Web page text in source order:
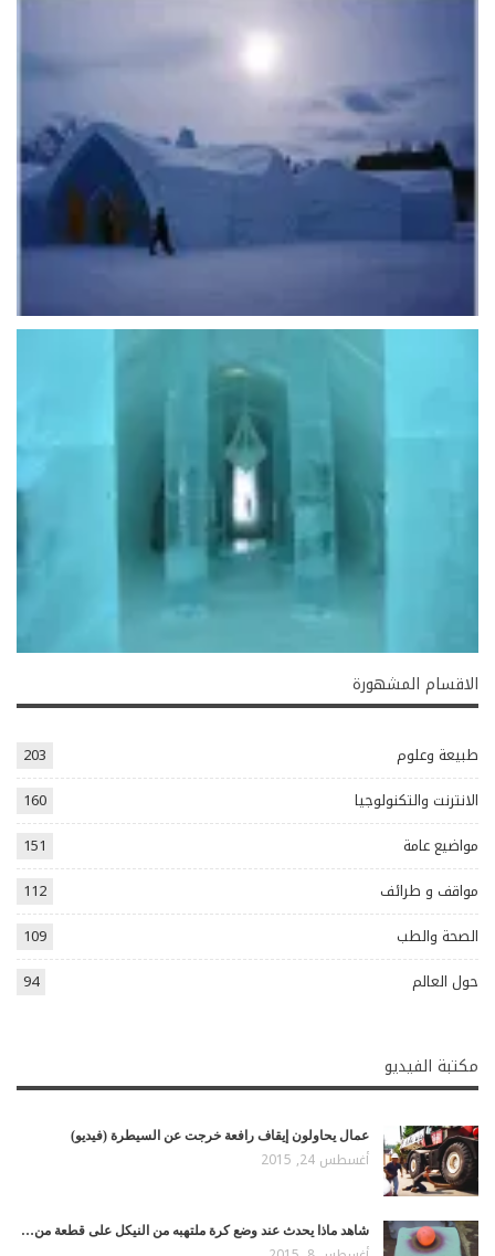
الاقسام المشهورة
طبيعة وعلوم
203
الانترنت والتكنولوجيا
160
مواضيع عامة
151
مواقف و طرائف
112
الصحة والطب
109
حول العالم
94
مكتبة الفيديو
عمال يحاولون إيقاف رافعة خرجت عن السيطرة (فيديو)
أغسطس 24, 2015
شاهد ماذا يحدث عند وضع كرة ملتهبه من النيكل على قطعة من…